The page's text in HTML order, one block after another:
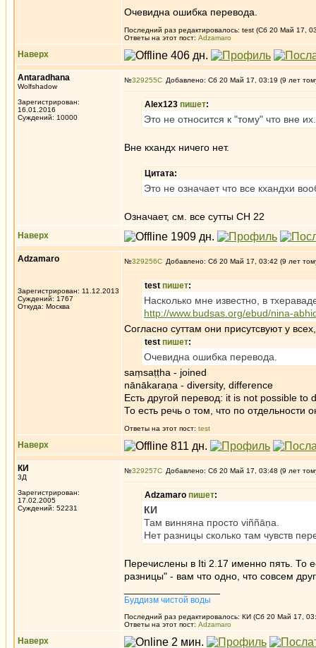
Очевидна ошибка перевода.
Последний раз редактировалось: test (Сб 20 Май 17,
Ответы на этот пост: Adzamaro
Наверх
Antaradhana
Wolfshadow
Зарегистрирован:
16.01.2016
Суждений: 10000
№329255 Добавлено: Сб 20 Май 17, 03:19 (9 лет
Alex123 пишет:
Это не относится к "тому" что вне их.
Вне кхандх ничего нет.
Цитата:
Это не означает что все кхандхи
Означает, см. все сутты СН 22
Наверх
Adzamaro
Зарегистрирован: 11.12.2013
Суждений: 1767
Откуда: Москва
№329256 Добавлено: Сб 20 Май 17, 03:42 (9 лет
test пишет:
Насколько мне известно, в
http://www.budsas.org/ebud/nina-
Согласно суттам они присутсвуют у
test пишет:
Очевидна ошибка перевода.
saṃsaṭṭha - joined
nānākaraṇa - diversity, difference
Есть другой перевод: it is not possible
То есть речь о том, что по отдельности
Ответы на этот пост: test
Наверх
КИ
3Д
Зарегистрирован:
17.02.2005
Суждений: 52231
№329257 Добавлено: Сб 20 Май 17, 03:48 (9 лет
Adzamaro пишет:
КИ
Там винняна просто viññāṇa.
Нет разницы сколько там чувств
Перечислены в Iti 2.17 именно пять. То
разницы" - вам что одно, что совсем
Буддизм чистой воды
Последний раз редактировалось: КИ (Сб 20 Май 17,
Ответы на этот пост: Adzamaro
Наверх